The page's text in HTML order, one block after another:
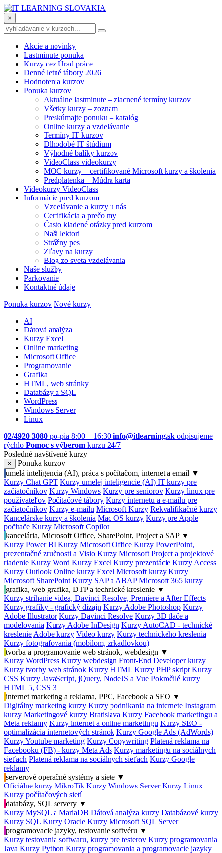
×
Akcie a novinky
Lastminute ponuka
Kurzy cez Úrad práce
Denné letné tábory 2026
Hodnotenia kurzov
Ponuka kurzov
Aktuálne lastminute – zlacnené termíny kurzov
Všetky kurzy – zoznam
Preskúmajte ponuku – katalóg
Online kurzy a vzdelávanie
Termíny IT kurzov
Dlhodobé IT štúdium
Výhodné balíky kurzov
VideoClass videokurzy
MOC kurzy – certifikované Microsoft kurzy a školenia
Predplatenka – Múdra karta
Videokurzy VideoClass
Informácie pred kurzom
Vzdelávanie a kurzy u nás
Certifikácia a prečo my
Často kladené otázky pred kurzom
Naši lektori
Strážny pes
Zľavy na kurzy
Blog zo sveta vzdelávania
Naše služby
Parkovanie
Kontaktné údaje
Ponuka kurzov Nové kurzy
AI
Dátová analýza
Kurzy Excel
Online marketing
Microsoft Office
Programovanie
Grafika
HTML, web stránky
Databázy a SQL
WordPress
Windows Server
Linux
02/4920 3080 po-pia 8:00 – 16:30 info@itlearning.sk odpisujeme
rýchlo Pomoc s výberom kurzu 24/7
Posledné navštívené kurzy
×
Ponuka kurzov
umelá inteligencia (AI), práca s počítačom, internet a email ▼
Kurzy Chat GPT Kurzy umelej inteligencie (AI) IT kurzy pre
začiatočníkov Kurzy Windows Kurzy pre seniorov Kurzy linux pre
používateľov Počítačové tábory Kurzy internetu a e-mailu pre
začiatočníkov Kurzy e-mailu Microsoft Kurzy Rekvalifikačné kurzy
Kancelárske kurzy a školenia Mac OS kurzy Kurzy pre Apple
počítače Kurzy Microsoft Copilot
kancelária, Microsoft Office, SharePoint, Project a SAP ▼
Kurzy Power BI Kurzy Microsoft Office Kurzy PowerPoint,
prezentačné zručnosti a Visio Kurzy Microsoft Project a projektové
riadenie Kurzy Word Kurzy Excel Kurzy prezentácie Kurzy Access
Kurzy Outlook Online kurzy Excel Microsoft kurzy Kurzy
Microsoft SharePoint Kurzy SAP a ABAP Microsoft 365 kurzy
grafika, web grafika, DTP a technické kreslenie ▼
Kurzy strihanie videa, Davinci Resolve, Premiere a After Effects
Kurzy grafiky - grafický dizajn Kurzy Adobe Photoshop Kurzy
Adobe Illustrator Kurzy Davinci Resolve Kurzy 3D tlače a
modelovania Kurzy Adobe InDesign Kurzy AutoCAD - technické
kreslenie Adobe kurzy Video kurzy Kurzy technického kreslenia
Kurzy fotografovania (mobilom, zrkadlovkou)
tvorba a programovanie web stránok, webdesign ▼
Kurzy WordPress Kurzy webdesign Front-End Developer kurzy
Kurzy tvorby web stránok Kurzy HTML Kurzy PHP skript Kurzy
CSS Kurzy JavaScript, jQuery, NodeJS a Vue Pokročilé kurzy
HTML 5, CSS 3
internet marketing a reklama, PPC, Facebook a SEO ▼
Digitálny marketing kurzy Kurzy podnikania na internete Instagram
kurzy Marketingové kurzy Bratislava Kurzy Facebook marketingu a
Meta reklamy Kurzy internet a online marketingu Kurzy SEO -
optimalizácia internetových stránok Kurzy Google Ads (AdWords)
Kurzy Youtube marketing Kurzy Copywriting Platená reklama na
Facebooku (FB) - kurzy Meta Ads Kurzy marketingu na sociálnych
sieťach Platená reklama na sociálnych sieťach Kurzy Google
reklamy
serverové operačné systémy a siete ▼
Oficiálne kurzy MikroTik Kurzy Windows Server Kurzy Linux
Kurzy počítačových sietí
databázy, SQL servery ▼
Kurzy MySQL a MariaDB Dátová analýza kurzy Databázové kurzy
Kurzy SQL Kurzy Oracle Kurzy Microsoft SQL Server
programovacie jazyky, testovanie softvéru ▼
Kurzy testovania softwaru, kurzy pre testerov Kurzy programovania
Java Kurzy Python Kurzy programovania a programovacie jazyky